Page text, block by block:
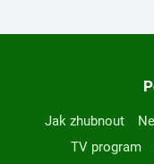
Jak zhubnout
TV program